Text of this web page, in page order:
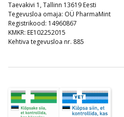
Taevakivi 1, Tallinn 13619 Eesti
Tegevusloa omaja: OÜ PharmaMint
Registrikood: 14960867
KMKR: EE102252015
Kehtiva tegevusloa nr. 885